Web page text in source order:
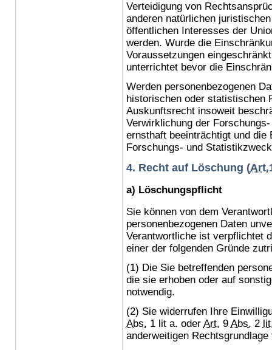
Verteidigung von
anderen natürlichen
öffentlichen Interesses der
werden. Wurde die
Voraussetzungen
unterrichtet bevor die
Werden personenbezogenen
historischen oder statistischen
Auskunftsrecht insoweit
Verwirklichung der
ernsthaft beeinträchtigt und die
Forschungs- und
4. Recht auf Löschung (Art.
a) Löschungspflicht
Sie können von dem
personenbezogenen Daten
Verantwortliche ist verpflichtet
einer der folgenden Gründe
(1) Die Sie betreffenden
die sie erhoben oder auf
notwendig.
(2) Sie widerrufen Ihre
Abs. 1 lit a. oder Art. 9 Abs. 2
anderweitigen